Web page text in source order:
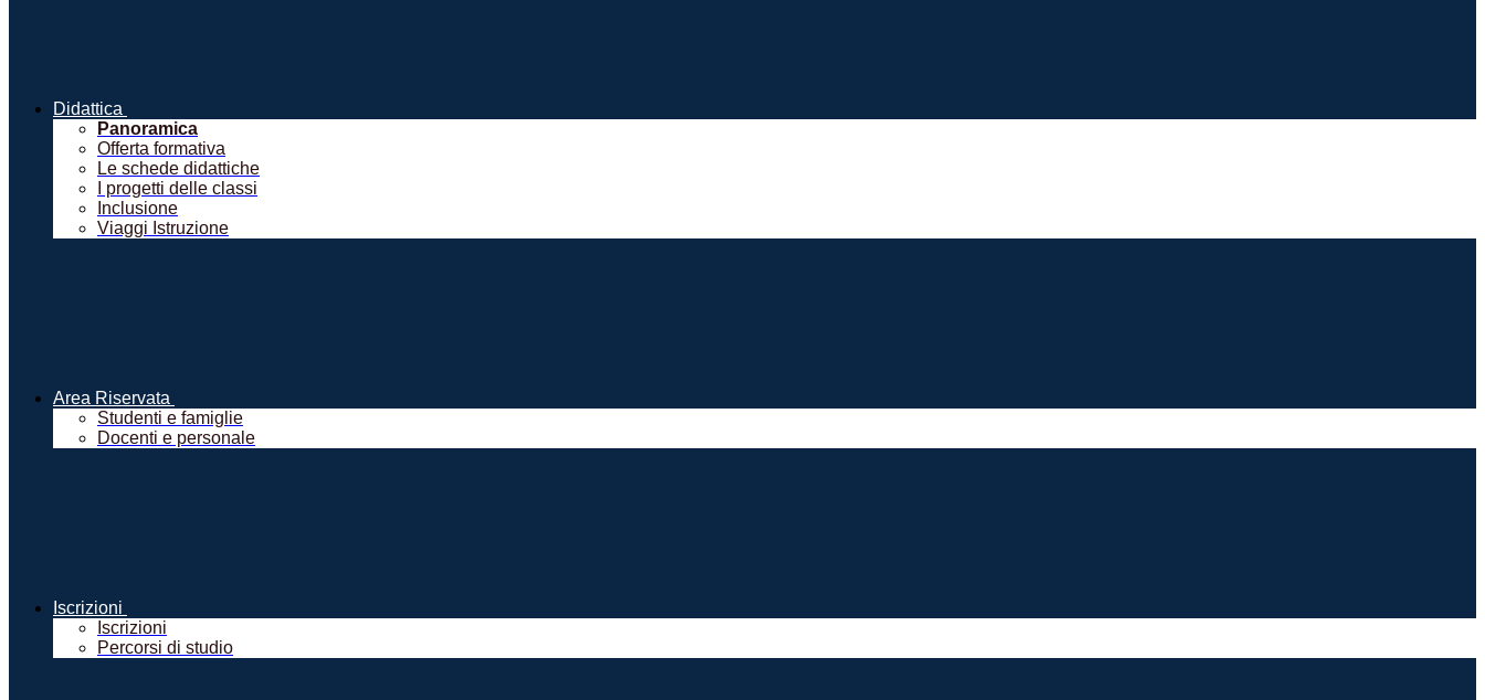
Didattica
Panoramica
Offerta formativa
Le schede didattiche
I progetti delle classi
Inclusione
Viaggi Istruzione
Area Riservata
Studenti e famiglie
Docenti e personale
Iscrizioni
Iscrizioni
Percorsi di studio